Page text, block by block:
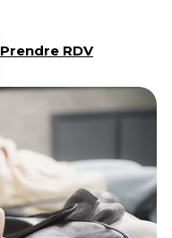
Prendre RDV